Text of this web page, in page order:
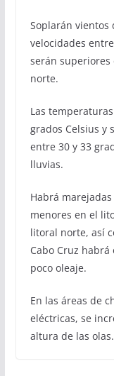
Soplarán vientos
velocidades
serán superiores
norte.
Las
grados Celsius y
entre 30 y 33
lluvias.
Habrá
menores en el
litoral norte, así
Cabo Cruz
poco oleaje.
En las áreas de
eléctricas, se
altura de las olas.